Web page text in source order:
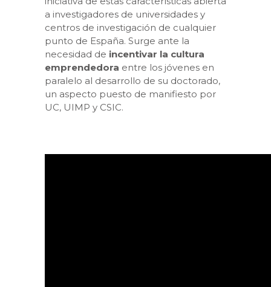
a investigadores de universidades y
centros de investigación de cualquier
punto de España. Surge ante la
necesidad de incentivar la cultura
emprendedora entre los jóvenes en
paralelo al desarrollo de su doctorado,
un aspecto puesto de manifiesto por
UC, UIMP y CSIC.